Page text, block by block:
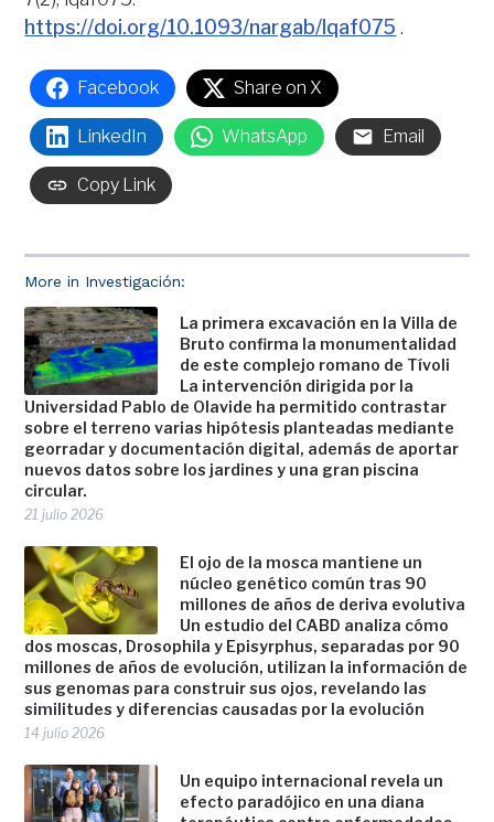
More in Investigación:
La primera excavación en la Villa de
Bruto confirma la monumentalidad
de este complejo romano de Tívoli
La intervención dirigida por la
Universidad Pablo de Olavide ha permitido contrastar
sobre el terreno varias hipótesis planteadas mediante
georradar y documentación digital, además de aportar
nuevos datos sobre los jardines y una gran piscina
circular.
21 julio 2026
El ojo de la mosca mantiene un
núcleo genético común tras 90
millones de años de deriva evolutiva
Un estudio del CABD analiza cómo
dos moscas, Drosophila y Episyrphus, separadas por 90
millones de años de evolución, utilizan la información de
sus genomas para construir sus ojos, revelando las
similitudes y diferencias causadas por la evolución
14 julio 2026
Un equipo internacional revela un
efecto paradójico en una diana
https://doi.org/10.1093/nargab/lqaf075 .
Facebook Share on X
LinkedIn WhatsApp Email
Copy Link